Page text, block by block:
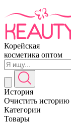
Корейская
косметика оптом
История
Очистить историю
Категории
Товары